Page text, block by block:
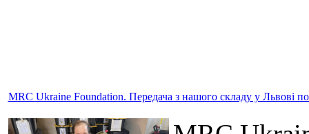
MRC Ukraine Foundation. Передача з нашого складу у Львові